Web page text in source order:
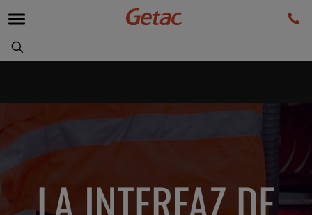
LA INTERFAZ DE